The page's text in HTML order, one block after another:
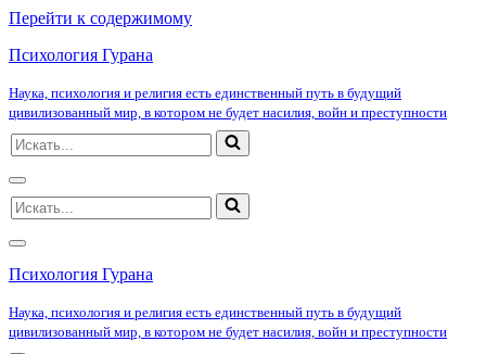
Перейти к содержимому
Психология Гурана
Наука, психология и религия есть единственный путь в будущий
цивилизованный мир, в котором не будет насилия, войн и преступности
Искать...
Меню
навигации
Искать...
Меню
навигации
Психология Гурана
Наука, психология и религия есть единственный путь в будущий
цивилизованный мир, в котором не будет насилия, войн и преступности